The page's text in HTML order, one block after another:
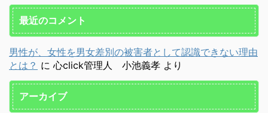
最近のコメント
男性が、女性を男女差別の被害者として認識できない理由
とは？ に 心click管理人 小池義孝 より
アーカイブ